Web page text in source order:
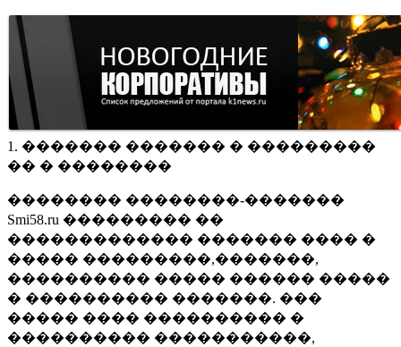
1. ������� ������� � ���������
�� � ��������
�������� ��������-�������
Smi58.ru ��������� ��
������������� ������� ���� �
����� ���������,�������,
���������� ����� ������ �����
� ���������� �������. ���
����� ���� ���������� �
���������� �����������,